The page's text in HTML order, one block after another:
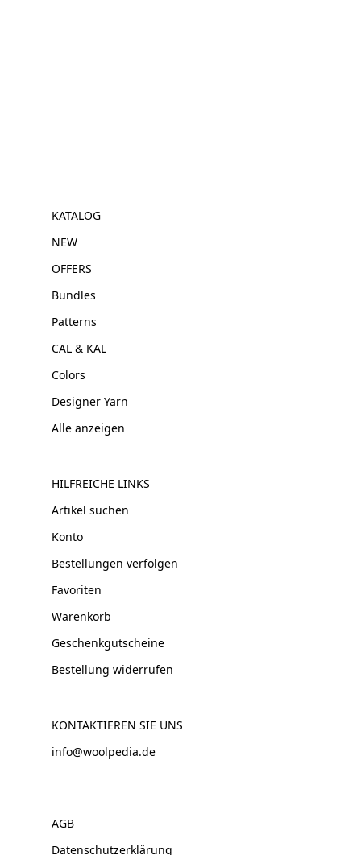
KATALOG
NEW
OFFERS
Bundles
Patterns
CAL & KAL
Colors
Designer Yarn
Alle anzeigen
HILFREICHE LINKS
Artikel suchen
Konto
Bestellungen verfolgen
Favoriten
Warenkorb
Geschenkgutscheine
Bestellung widerrufen
KONTAKTIEREN SIE UNS
info@woolpedia.de
AGB
Datenschutzerklärung